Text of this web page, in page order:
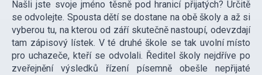
Našli jste svoje jméno těsně pod hranicí přijatých? Určitě
se odvolejte. Spousta dětí se dostane na obě školy a až si
vyberou tu, na kterou od září skutečně nastoupí, odevzdají
tam zápisový lístek. V té druhé škole se tak uvolní místo
pro uchazeče, kteří se odvolali. Ředitel školy nejdříve po
zveřejnění výsledků řízení písemně obešle nepřijaté